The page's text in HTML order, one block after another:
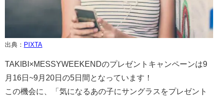
出典： PIXTA
TAKIBI×MESSYWEEKENDのプレゼントキャンペーンは9
月16日~9月20日の5日間となっています！
この機会に、「気になるあの子にサングラスをプレゼント